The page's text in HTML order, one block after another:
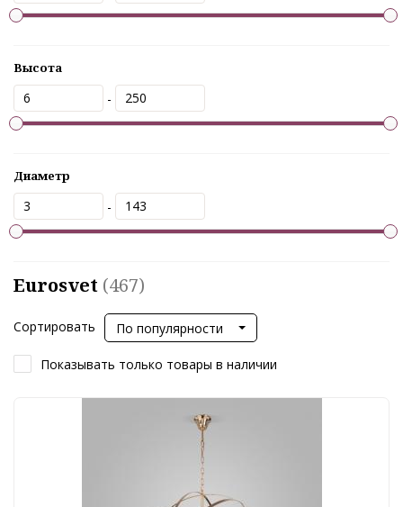
Высота
-
Диаметр
-
Eurosvet (467)
Сортировать По популярности
Показывать только товары в наличии